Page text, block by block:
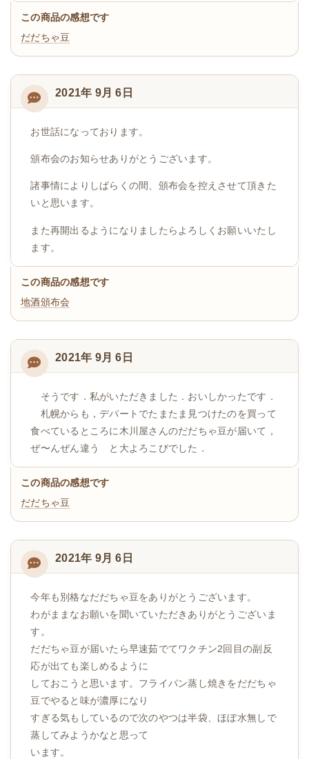
この商品の感想です
だだちゃ豆
2021年 9月 6日
お世話になっております。
頒布会のお知らせありがとうございます。
諸事情によりしばらくの間、頒布会を控えさせて頂きた
いと思います。
また再開出るようになりましたらよろしくお願いいたし
ます。
この商品の感想です
地酒頒布会
2021年 9月 6日
そうです．私がいただきました．おいしかったです．
札幌からも，デパートでたまたま見つけたのを買って
食べているところに木川屋さんのだだちゃ豆が届いて，
ぜ〜んぜん違う と大よろこびでした．
この商品の感想です
だだちゃ豆
2021年 9月 6日
今年も別格なだだちゃ豆をありがとうございます。
わがままなお願いを聞いていただきありがとうございま
す。
だだちゃ豆が届いたら早速茹でてワクチン2回目の副反
応が出ても楽しめるように
しておこうと思います。フライパン蒸し焼きをだだちゃ
豆でやると味が濃厚になり
すぎる気もしているので次のやつは半袋、ほぼ水無しで
蒸してみようかなと思って
います。